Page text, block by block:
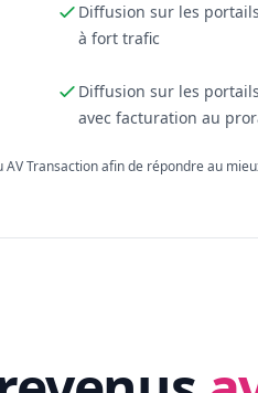
Diffusion sur les
à fort trafic
Diffusion sur les
avec facturation au
Transaction afin de répondre au